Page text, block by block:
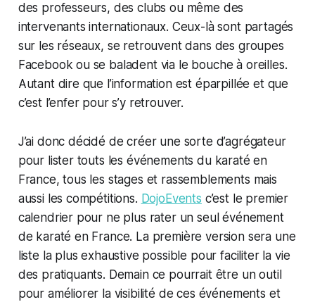
des professeurs, des clubs ou même des
intervenants internationaux. Ceux-là sont partagés
sur les réseaux, se retrouvent dans des groupes
Facebook ou se baladent via le bouche à oreilles.
Autant dire que l’information est éparpillée et que
c’est l’enfer pour s’y retrouver.
J’ai donc décidé de créer une sorte d’agrégateur
pour lister touts les événements du karaté en
France, tous les stages et rassemblements mais
aussi les compétitions. DojoEvents c’est le premier
calendrier pour ne plus rater un seul événement
de karaté en France. La première version sera une
liste la plus exhaustive possible pour faciliter la vie
des pratiquants. Demain ce pourrait être un outil
pour améliorer la visibilité de ces événements et